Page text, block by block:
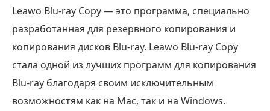
ray
Copy
Часть
2.
Основные
характеристики
Leawo Blu-ray Copy — это программа, специально
разработанная для резервного копирования и
копирования дисков Blu-ray. Leawo Blu-ray Copy
стала одной из лучших программ для копирования
Blu-ray благодаря своим исключительным
возможностям как на Mac, так и на Windows.